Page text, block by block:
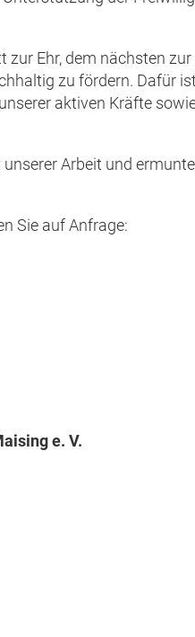
Ehr, dem nächsten
zu fördern. Dafür
aktiven Kräfte
Arbeit und
Sie auf Anfrage:
e. V.